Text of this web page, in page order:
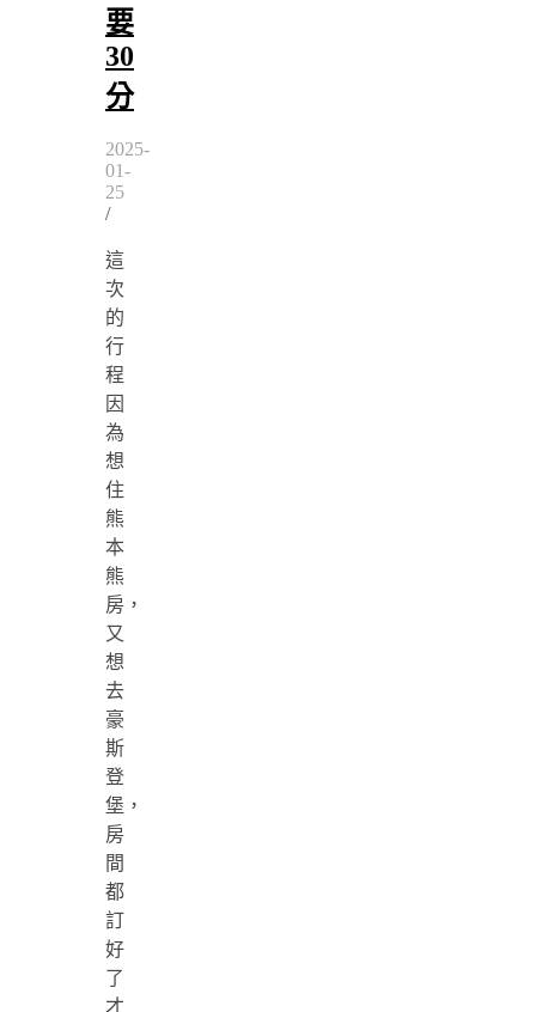
要
30
分
2025-
01-
25
/
這
次
的
行
程
因
為
想
住
熊
本
熊
房，
又
想
去
豪
斯
登
堡，
房
間
都
訂
好
了
才